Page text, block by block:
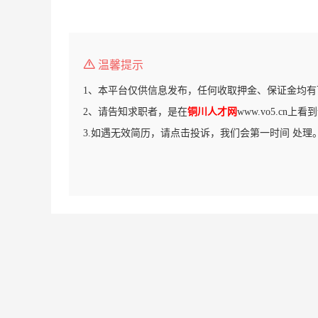
温馨提示
1、本平台仅供信息发布，任何收取押金、保证金均
2、请告知求职者，是在铜川人才网www.vo5.cn上看
3.如遇无效简历，请点击投诉，我们会第一时间 处理